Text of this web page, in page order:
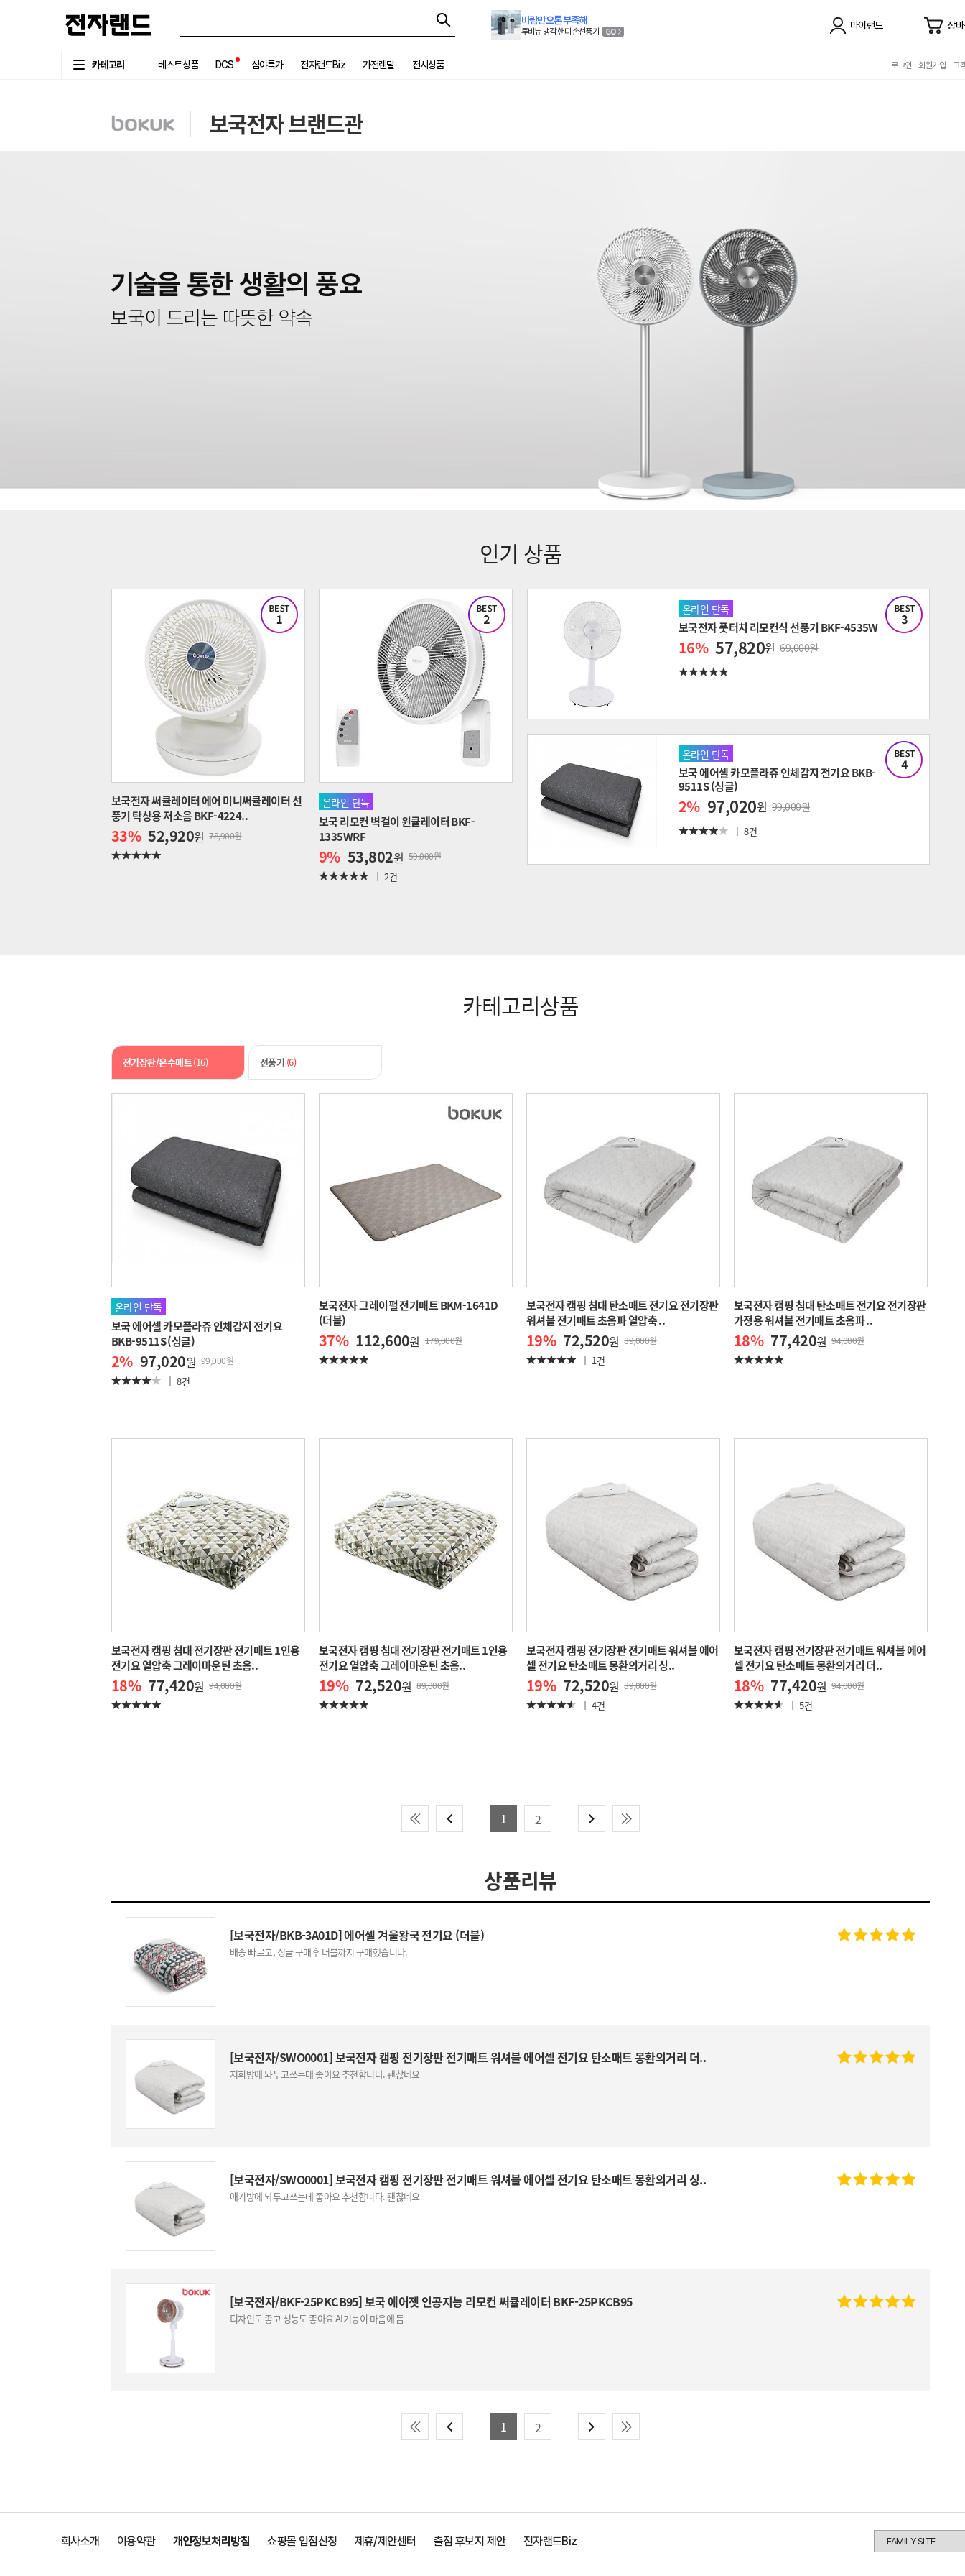
바람만으론 부족해
투비뉴 냉각 핸디 손선풍기
마이랜드 장
카테고리 베스트상품 DCS 심야특가 전자랜드Biz 가전렌탈 전시상품 로그인 회원가입 고
보국전자 브랜드관
인기 상품
보국전자 써큘레이터 에어 미니써큘레이터 선
풍기 탁상용 저소음 BKF-4224..
78,900원
52,920원
33%
온라인 단독
보국 리모컨 벽걸이 윈큘레이터 BKF-
1335WRF
59,000원
53,802원
9%
2건
온라인 단독
보국전자 풋터치 리모컨식 선풍기 BKF-4535W
69,000원
57,820원
16%
온라인 단독
보국 에어셀 카모플라쥬 인체감지 전기요 BKB-
9511S (싱글)
99,000원
97,020원
2%
8건
카테고리상품
전기장판/온수매트(16) 선풍기 (6)
온라인 단독
보국 에어셀 카모플라쥬 인체감지 전기요
BKB-9511S (싱글)
99,000원
97,020원
2%
8건
보국전자 그레이펄 전기매트 BKM-1641D
(더블)
179,000원
112,600원
37%
보국전자 캠핑 침대 탄소매트 전기요 전기장판
워셔블 전기매트 초음파 열압축 ..
89,000원
72,520원
19%
1건
보국전자 캠핑 침대 탄소매트 전기요 전기장판
가정용 워셔블 전기매트 초음파 ..
94,000원
77,420원
18%
보국전자 캠핑 침대 전기장판 전기매트 1인용
전기요 열압축 그레이마운틴 초음..
94,000원
77,420원
18%
보국전자 캠핑 침대 전기장판 전기매트 1인용
전기요 열압축 그레이마운틴 초음..
89,000원
72,520원
19%
보국전자 캠핑 전기장판 전기매트 워셔블 에어
셀 전기요 탄소매트 몽환의거리 싱..
89,000원
72,520원
19%
4건
보국전자 캠핑 전기장판 전기매트 워셔블 에어
셀 전기요 탄소매트 몽환의거리 더..
94,000원
77,420원
18%
5건
1 2
상품리뷰
[보국전자/BKB-3A01D] 에어셀 겨울왕국 전기요 (더블)
배송 빠르고, 싱글 구매후 더블까지 구매했습니다.
[보국전자/SWO0001] 보국전자 캠핑 전기장판 전기매트 워셔블 에어셀 전기요 탄소매트 몽환의거리 더..
저희방에 놔두고쓰는데 좋아요 추천합니다. 괜찮네요
[보국전자/SWO0001] 보국전자 캠핑 전기장판 전기매트 워셔블 에어셀 전기요 탄소매트 몽환의거리 싱..
애기방에 놔두고쓰는데 좋아요 추천합니다. 괜찮네요
[보국전자/BKF-25PKCB95] 보국 에어젯 인공지능 리모컨 써큘레이터 BKF-25PKCB95
디자인도 좋고 성능도 좋아요 AI기능이 마음에 듬
1 2
회사소개 이용약관 개인정보처리방침 쇼핑몰 입점신청 제휴/제안센터 출점 후보지 제안 전자랜드Biz